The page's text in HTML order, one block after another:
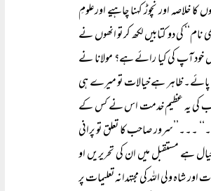
خلاصہ اور نچوڑ کہنا چاہیے اورعلومِ
کی دو کتابیں لکھ کر تو انھوں نے
آپ کی کیا رائے ہے؟ مولانا نے
ظاہر ہے خیالات تو میرے ہی
کی یہ عظیم خدمت اس نے کس کے
۔۔۔’’سرور صاحب کا تعلق تو پرانی
ہے مستقبل میں ان کی تحریریں او
شاہ ولی اللہ کی مجتہدانہ تعلیمات پر